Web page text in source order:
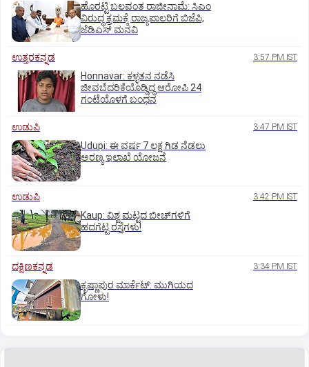
ಹೊರಟ್ಟಿ ಬಲವಂತ ರಾಜೀನಾಮೆ: ಸಿಎಂ
ವಿರುದ್ಧ ಕ್ರಮಕ್ಕೆ ರಾಜ್ಯಪಾಲರಿಗೆ ಬಿಜೆಪಿ,
ಜೆಡಿಎಸ್ ಮನವಿ
ಉತ್ತರಕನ್ನಡ 3:57 PM IST
Honnavar: ಕಳ್ಳತನ ನಡೆಸಿ
ಜೀವಬೆದರಿಕೆಯೊಡ್ಡಿದ್ದ ಆರೋಪಿ 24
ಗಂಟೆಯೊಳಗೆ ಬಂಧನ
ಉಡುಪಿ 3:47 PM IST
Udupi: ಈ ವರ್ಷ 7 ಲಕ್ಷ ಗಿಡ ನೆಡಲು
ಅರಣ್ಯ ಇಲಾಖೆ ಯೋಜನೆ
ಉಡುಪಿ 3:42 PM IST
Kaup: ವಿಶ್ವ ಮಟ್ಟದ ಬೀಚ್‌ಗಳಿಗೆ
ಹದಗೆಟ್ಟ ರಸ್ತೆಗಳು!
ದಕ್ಷಿಣಕನ್ನಡ 3:34 PM IST
ಕೃಷ್ಣಾಪುರ ಮಾರ್ಕೆಟ್‌: ಮುಗಿಯದ
ಗೋಳು!